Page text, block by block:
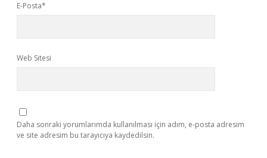
E-Posta*
Web Sitesi
Daha sonraki yorumlarımda kullanılması için adım, e-posta adresim
ve site adresim bu tarayıcıya kaydedilsin.